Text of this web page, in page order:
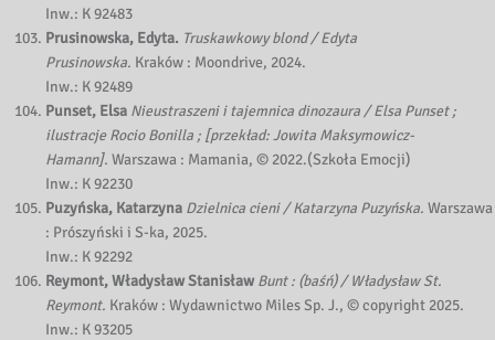
Inw.: K 92483
Prusinowska, Edyta. Truskawkowy blond / Edyta
Prusinowska. Kraków : Moondrive, 2024.
Inw.: K 92489
Punset, Elsa Nieustraszeni i tajemnica dinozaura / Elsa Punset ;
ilustracje Rocio Bonilla ; [przekład: Jowita Maksymowicz-
Hamann].Warszawa : Mamania, © 2022.(Szkoła Emocji)
Inw.: K 92230
Puzyńska, Katarzyna Dzielnica cieni / Katarzyna Puzyńska.Warszawa
: Prószyński i S-ka, 2025.
Inw.: K 92292
Reymont, Władysław Stanisław Bunt : (baśń) / Władysław St.
Reymont. Kraków : Wydawnictwo Miles Sp. J., © copyright 2025.
Inw.: K 93205